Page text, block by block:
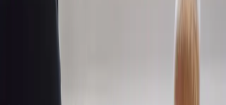
Stimmen aus der Academy.